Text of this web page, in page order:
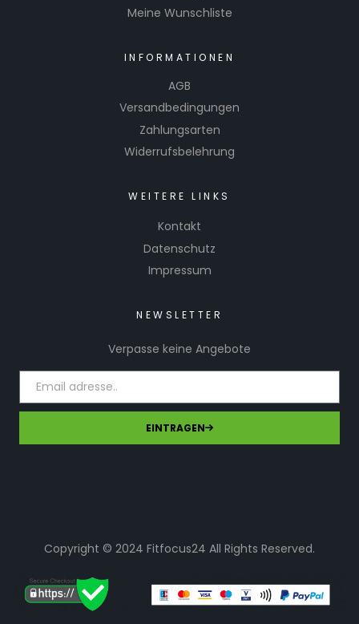
Meine Wunschliste
INFORMATIONEN
AGB
Versandbedingungen
Zahlungsarten
Widerrufsbelehrung
WEITERE LINKS
Kontakt
Datenschutz
Impressum
NEWSLETTER
Verpasse keine Angebote
EINTRAGEN
Copyright © 2024 Fitfocus24 All Rights Reserved.